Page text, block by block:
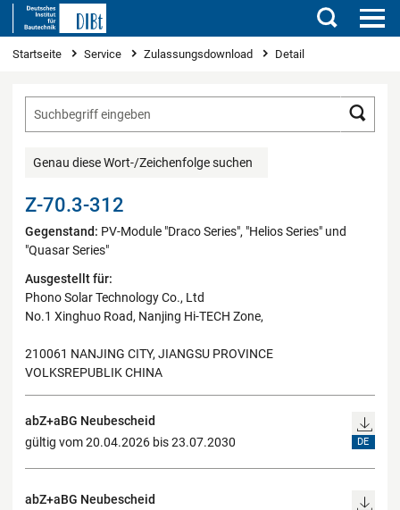
Suchen
Sie sind hier
Startseite Service Zulassungsdownload Detail
Genau diese Wort-/Zeichenfolge suchen
Z-70.3-312
Gegenstand: PV-Module "Draco Series", "Helios Series" und
"Quasar Series"
Ausgestellt für:
Phono Solar Technology Co., Ltd
No.1 Xinghuo Road, Nanjing Hi-TECH Zone,
210061 NANJING CITY, JIANGSU PROVINCE
VOLKSREPUBLIK CHINA
abZ+aBG Neubescheid
gültig vom 20.04.2026 bis 23.07.2030
DE
abZ+aBG Neubescheid